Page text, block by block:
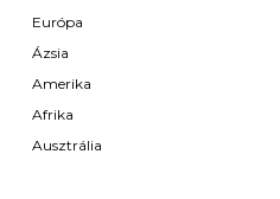
Európa
Ázsia
Amerika
Afrika
Ausztrália